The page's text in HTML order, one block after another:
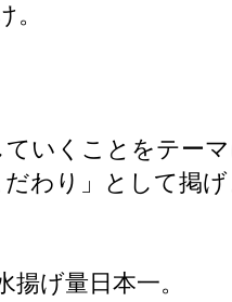
いくことをテーマ
わり」として掲げ
げ量日本一。